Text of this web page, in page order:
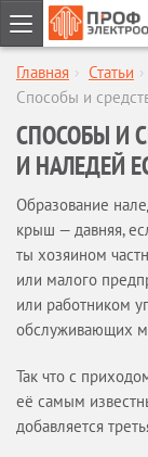
ГЛАВНАЯ
КОМПАНИЯ
О компании
Наши клиенты
Сертификаты
Гарантии
Сервисное
Новости
Отзывы
Статьи
Предложение
Главная › Статьи ›
Способы и
СПОСОБЫ И
И НАЛЕДЕЙ
Образование
крыш — давняя,
ты хозяином
или малого
или работником
обслуживающих
Так что с
её самым
добавляется